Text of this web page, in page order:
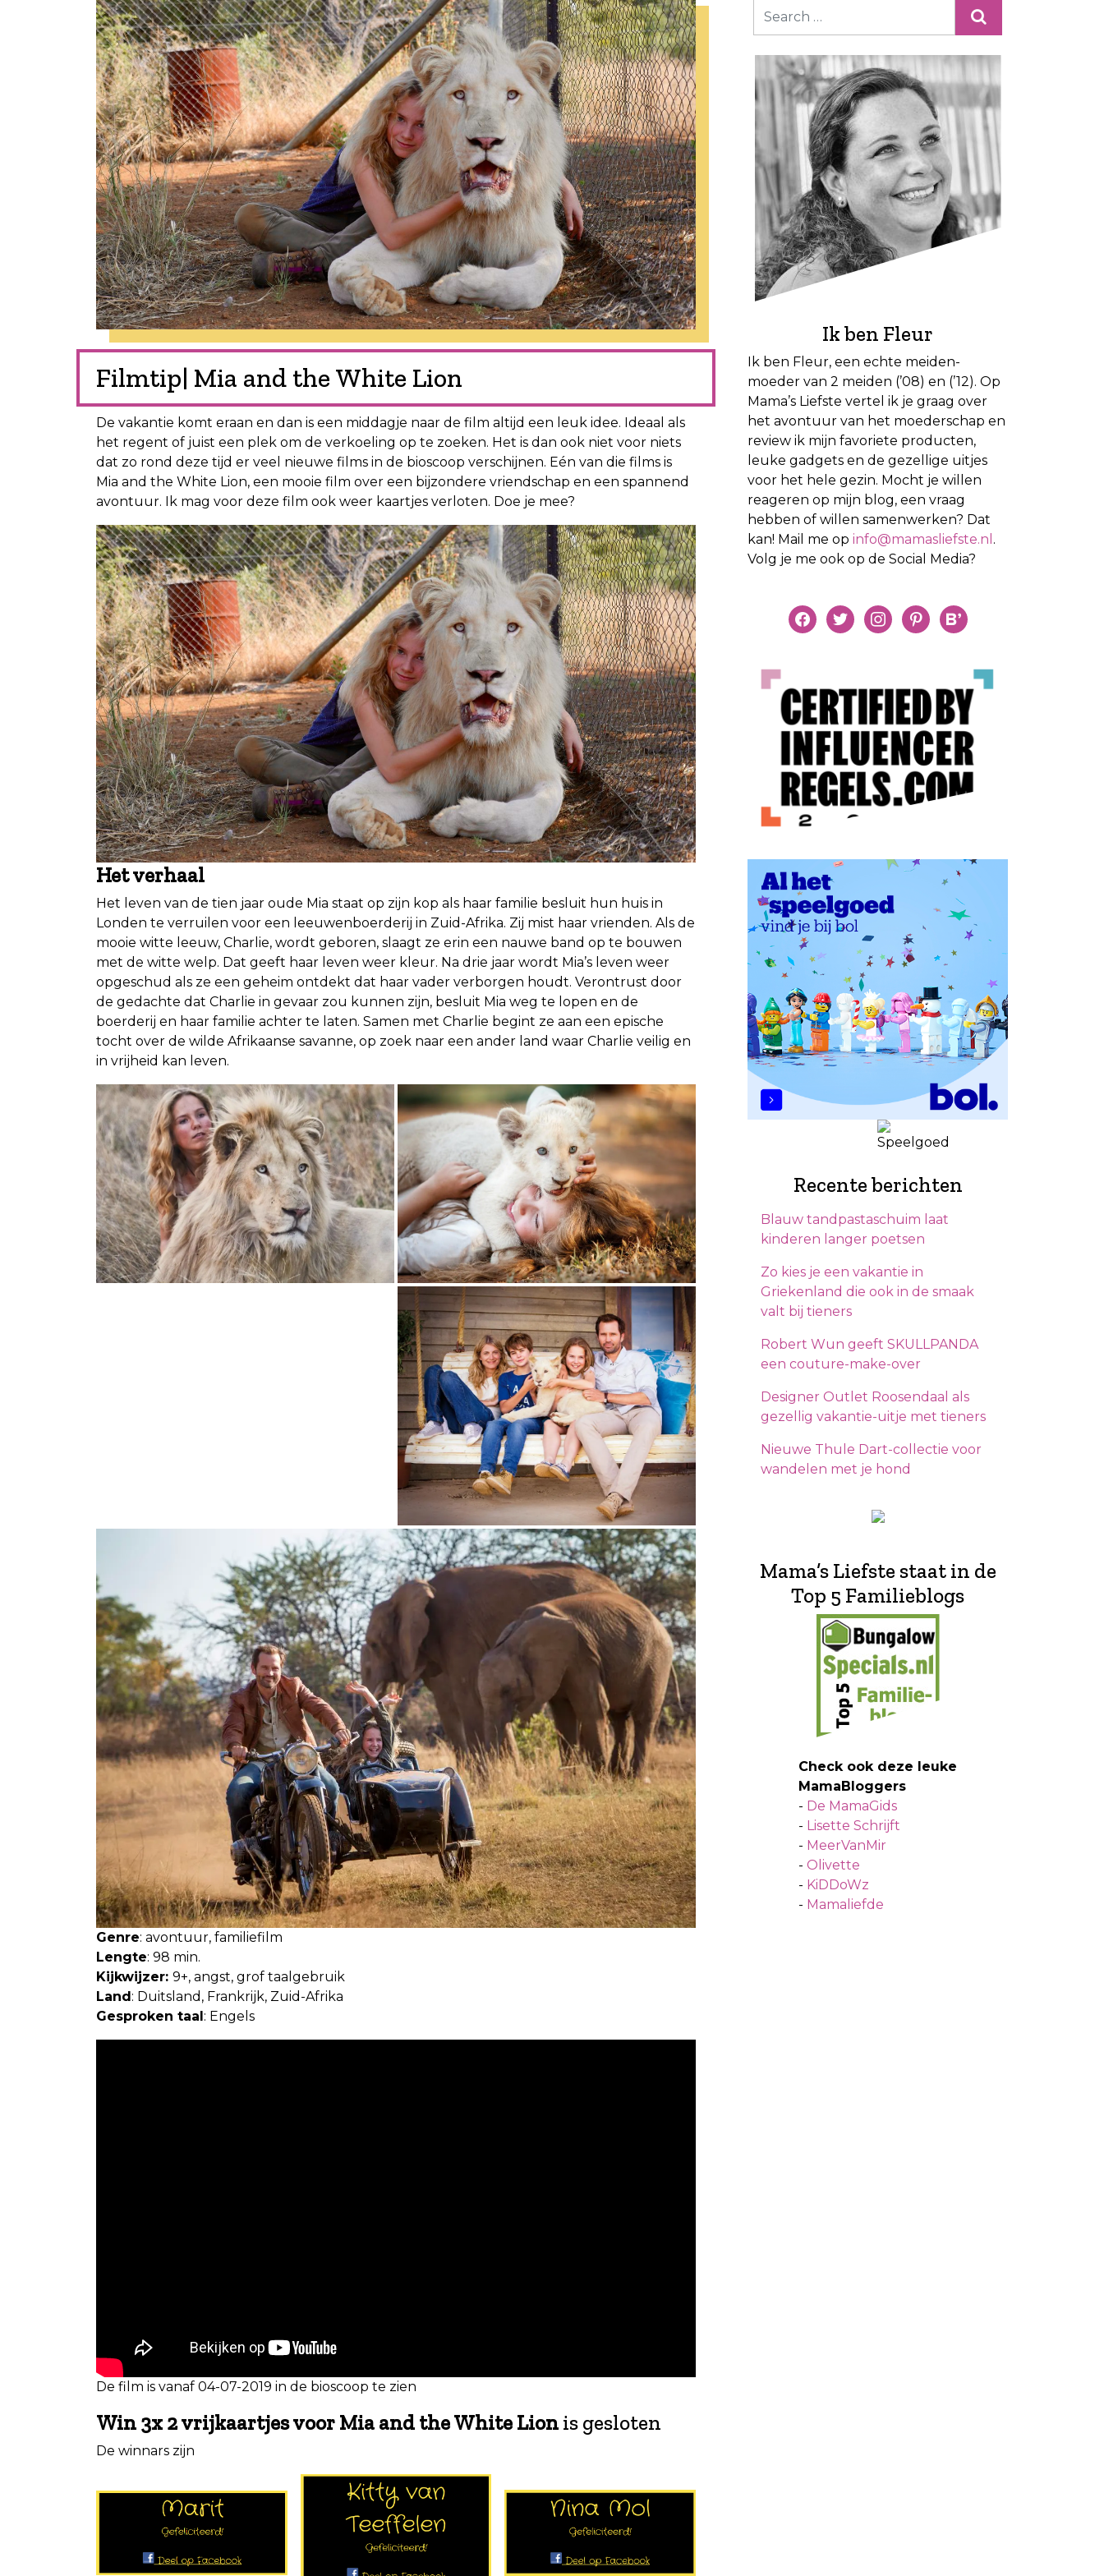
Filmtip| Mia and the White Lion
De vakantie komt eraan en dan is een middagje naar de film altijd een leuk idee. Ideaal als
het regent of juist een plek om de verkoeling op te zoeken. Het is dan ook niet voor niets
dat zo rond deze tijd er veel nieuwe films in de bioscoop verschijnen. Eén van die films is
Mia and the White Lion, een mooie film over een bijzondere vriendschap en een spannend
avontuur. Ik mag voor deze film ook weer kaartjes verloten. Doe je mee?
Het verhaal
Het leven van de tien jaar oude Mia staat op zijn kop als haar familie besluit hun huis in
Londen te verruilen voor een leeuwenboerderij in Zuid-Afrika. Zij mist haar vrienden. Als de
mooie witte leeuw, Charlie, wordt geboren, slaagt ze erin een nauwe band op te bouwen
met de witte welp. Dat geeft haar leven weer kleur. Na drie jaar wordt Mia’s leven weer
opgeschud als ze een geheim ontdekt dat haar vader verborgen houdt. Verontrust door
de gedachte dat Charlie in gevaar zou kunnen zijn, besluit Mia weg te lopen en de
boerderij en haar familie achter te laten. Samen met Charlie begint ze aan een epische
tocht over de wilde Afrikaanse savanne, op zoek naar een ander land waar Charlie veilig en
in vrijheid kan leven.
Genre: avontuur, familiefilm
Lengte: 98 min.
Kijkwijzer: 9+, angst, grof taalgebruik
Land : Duitsland, Frankrijk, Zuid-Afrika
Gesproken taal : Engels
De film is vanaf 04-07-2019 in de bioscoop te zien
Win 3x 2 vrijkaartjes voor Mia and the White Lion is gesloten
De winnars zijn
Ik ben Fleur
Ik ben Fleur, een echte meiden-
moeder van 2 meiden (’08) en (’12). Op
Mama’s Liefste vertel ik je graag over
het avontuur van het moederschap en
review ik mijn favoriete producten,
leuke gadgets en de gezellige uitjes
voor het hele gezin. Mocht je willen
reageren op mijn blog, een vraag
hebben of willen samenwerken? Dat
kan! Mail me op info@mamasliefste.nl .
Volg je me ook op de Social Media?
facebooktwitterinstagrampinterestbloglovin
Recente berichten
Blauw tandpastaschuim laat
kinderen langer poetsen
Zo kies je een vakantie in
Griekenland die ook in de smaak
valt bij tieners
Robert Wun geeft SKULLPANDA
een couture-make-over
Designer Outlet Roosendaal als
gezellig vakantie-uitje met tieners
Nieuwe Thule Dart-collectie voor
wandelen met je hond
Mama’s Liefste staat in de
Top 5 Familieblogs
Check ook deze leuke
MamaBloggers
- De MamaGids
- Lisette Schrijft
- MeerVanMir
- Olivette
- KiDDoWz
- Mamaliefde